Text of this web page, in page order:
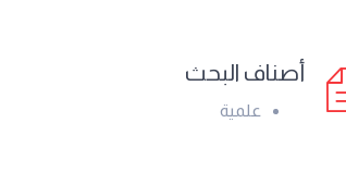
أصناف البحث
علمية